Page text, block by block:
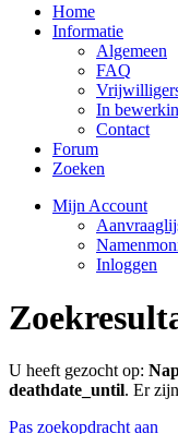
Home
Informatie
Algemeen
FAQ
In
Contact
Forum
Zoeken
Mijn Account
Inloggen
U heeft gezocht op:
deathdate_until. Er zijn
Pas zoekopdracht aan